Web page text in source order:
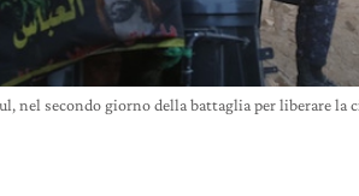
nel secondo giorno della battaglia per liberare